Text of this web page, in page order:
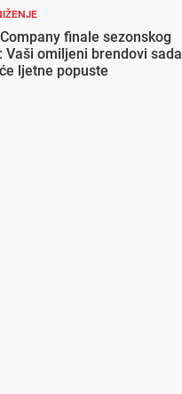
finale sezonskog
Vaši omiljeni brendovi sada
ljetne popuste